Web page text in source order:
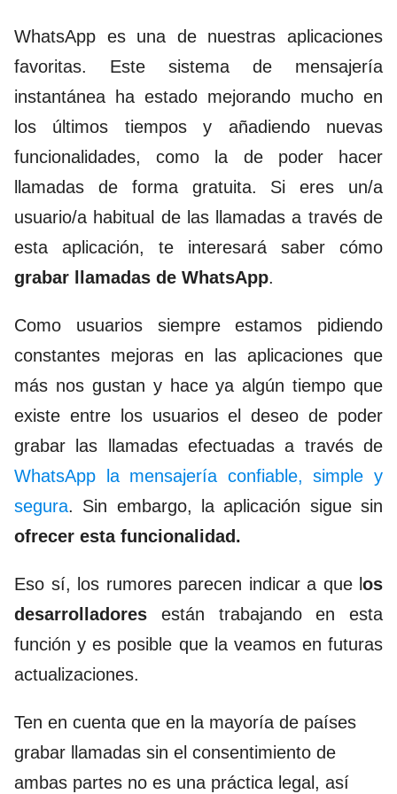
WhatsApp es una de nuestras aplicaciones
favoritas. Este sistema de mensajería
instantánea ha estado mejorando mucho en
los últimos tiempos y añadiendo nuevas
funcionalidades, como la de poder hacer
llamadas de forma gratuita. Si eres un/a
usuario/a habitual de las llamadas a través de
esta aplicación, te interesará saber cómo
grabar llamadas de WhatsApp.
Como usuarios siempre estamos pidiendo
constantes mejoras en las aplicaciones que
más nos gustan y hace ya algún tiempo que
existe entre los usuarios el deseo de poder
grabar las llamadas efectuadas a través de
WhatsApp la mensajería confiable, simple y
segura. Sin embargo, la aplicación sigue sin
ofrecer esta funcionalidad.
Eso sí, los rumores parecen indicar a que l os
desarrolladores están trabajando en esta
función y es posible que la veamos en futuras
actualizaciones.
Ten en cuenta que en la mayoría de países
grabar llamadas sin el consentimiento de
ambas partes no es una práctica legal, así